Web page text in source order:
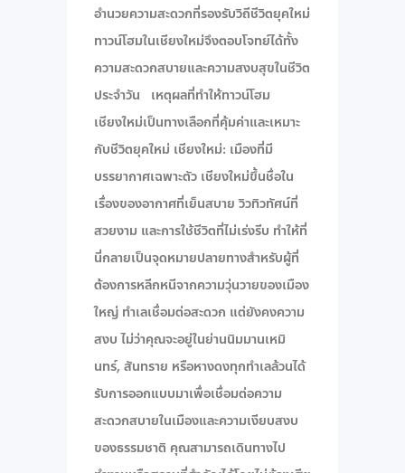
อำนวยความสะดวกที่รองรับวิถีชีวิตยุคใหม่
ทาวน์โฮมในเชียงใหม่จึงตอบโจทย์ได้ทั้ง
ความสะดวกสบายและความสงบสุขในชีวิต
ประจำวัน เหตุผลที่ทำให้ทาวน์โฮม
เชียงใหม่เป็นทางเลือกที่คุ้มค่าและเหมาะ
กับชีวิตยุคใหม่ เชียงใหม่: เมืองที่มี
บรรยากาศเฉพาะตัว เชียงใหม่ขึ้นชื่อใน
เรื่องของอากาศที่เย็นสบาย วิวทิวทัศน์ที่
สวยงาม และการใช้ชีวิตที่ไม่เร่งรีบ ทำให้ที่
นี่กลายเป็นจุดหมายปลายทางสำหรับผู้ที่
ต้องการหลีกหนีจากความวุ่นวายของเมือง
ใหญ่ ทำเลเชื่อมต่อสะดวก แต่ยังคงความ
สงบ ไม่ว่าคุณจะอยู่ในย่านนิมมานเหมิ
นทร์, สันทราย หรือหางดงทุกทำเลล้วนได้
รับการออกแบบมาเพื่อเชื่อมต่อความ
สะดวกสบายในเมืองและความเงียบสงบ
ของธรรมชาติ คุณสามารถเดินทางไป